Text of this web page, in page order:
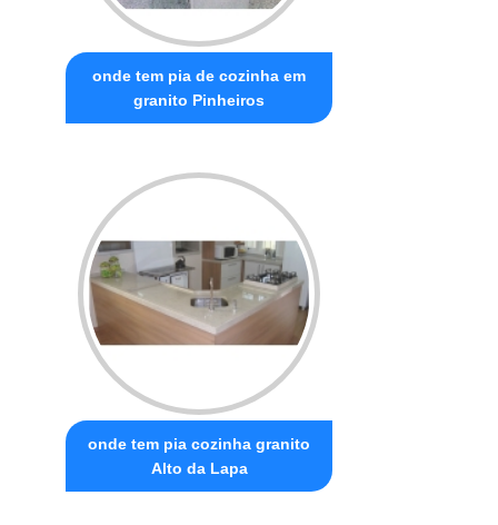
onde tem pia de cozinha em
granito Pinheiros
onde tem pia cozinha granito
Alto da Lapa